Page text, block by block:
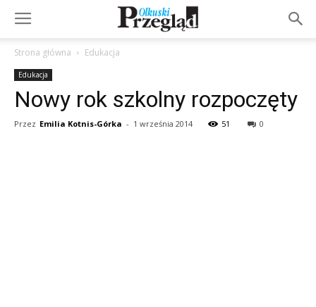
Strona główna Edukacja
Edukacja
Nowy rok szkolny rozpoczęty
Przez Emilia Kotnis-Górka - 1 września 2014 51 0